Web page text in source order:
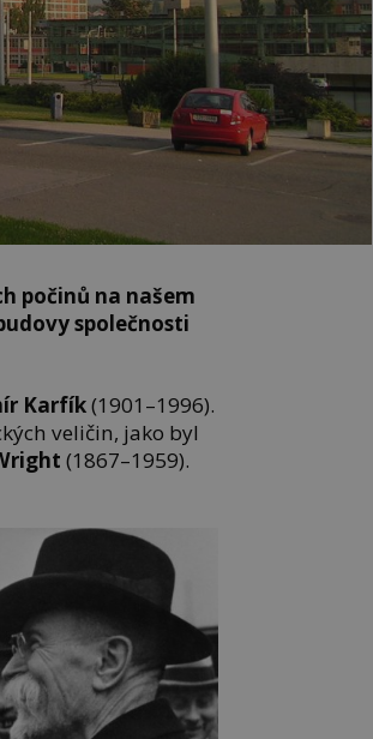
počinů na našem
společnosti
Karfík(1901–1996).
veličin, jako byl
(1867–1959).